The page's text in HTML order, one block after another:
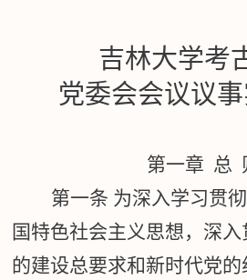
吉林大学考
党委会会议议事
第一章 总
第一条 为深入学习贯
国特色社会主义思想，深
的建设总要求和新时代党